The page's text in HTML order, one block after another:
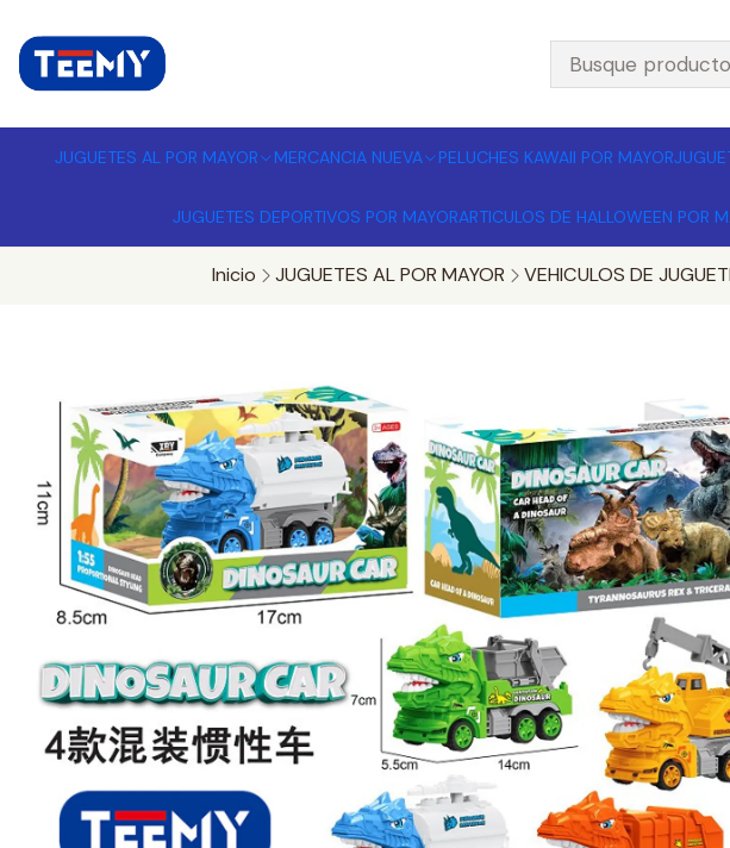
JUGUETES AL POR MAYOR MERCANCIA NUEVA PELUCHES KAWAII POR MAYOR
JUGUETES DEPORTIVOS POR MAYORARTICULOS DE HALLOWEEN POR
Inicio JUGUETES AL POR MAYOR VEHICULOS DE